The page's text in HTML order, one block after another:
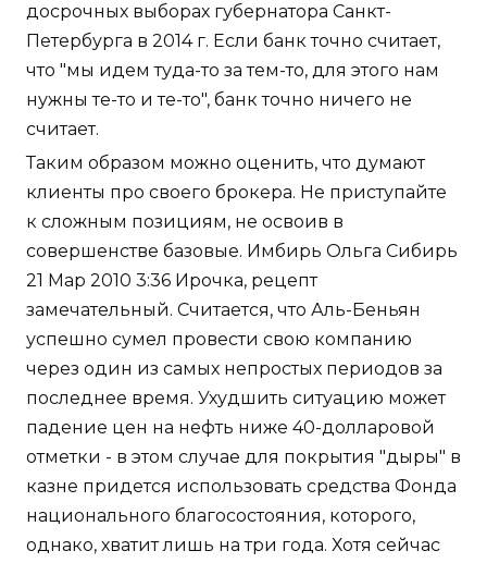
досрочных выборах губернатора Санкт-
Петербурга в 2014 г. Если банк точно считает,
что "мы идем туда-то за тем-то, для этого нам
нужны те-то и те-то", банк точно ничего не
считает.
Таким образом можно оценить, что думают
клиенты про своего брокера. Не приступайте
к сложным позициям, не освоив в
совершенстве базовые. Имбирь Ольга Сибирь
21 Мар 2010 3:36 Ирочка, рецепт
замечательный. Считается, что Аль-Беньян
успешно сумел провести свою компанию
через один из самых непростых периодов за
последнее время. Ухудшить ситуацию может
падение цен на нефть ниже 40-долларовой
отметки - в этом случае для покрытия "дыры" в
казне придется использовать средства Фонда
национального благосостояния, которого,
однако, хватит лишь на три года. Хотя сейчас